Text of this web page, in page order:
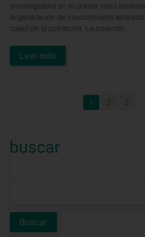
investigadora en el primer nivel
la generación de conocimiento
salud de la población. La creación…
Leer más
1
buscar